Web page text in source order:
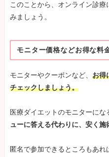
このことから、オンライン診
みましょう。
モニター価格などお得な料
モニターやクーポンなど、 お得
チェックしましょう。
医療ダイエットのモニターにな
ューに答える代わりに、安く施
匿名で参加できるところもあ